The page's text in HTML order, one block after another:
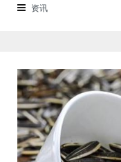
际关系好，门店财务能自行
资讯